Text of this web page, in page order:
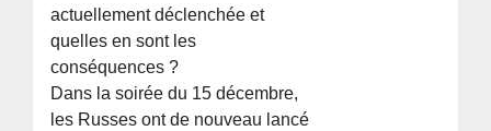
actuellement déclenchée et
quelles en sont les
conséquences ?
Dans la soirée du 15 décembre,
les Russes ont de nouveau lancé